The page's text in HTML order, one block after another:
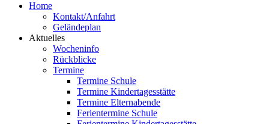
Home
Kontakt/Anfahrt
Geländeplan
Aktuelles
Wocheninfo
Rückblicke
Termine
Termine Schule
Termine Kindertagesstätte
Termine Elternabende
Ferientermine Schule